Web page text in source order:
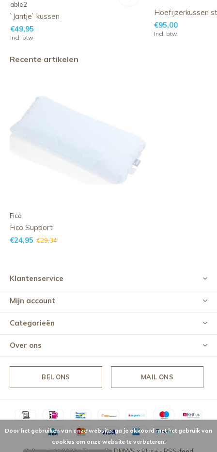
able2
`Jantje` kussen
€49,95
Incl. btw
Hoefijzerkussen
€95,00
Incl. btw
Recente artikelen
Fico
Fico Support
€24,95 €29,34
Klantenservice
Mijn account
Categorieën
Over ons
BEL ONS MAIL ONS
Door het gebruiken van onze website, ga je akkoord met het gebruik van
cookies om onze website te verbeteren.